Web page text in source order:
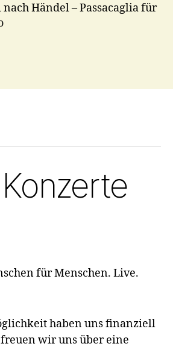
Händel – Passacaglia für
für Menschen. Live.
haben uns finanziell
wir uns über eine